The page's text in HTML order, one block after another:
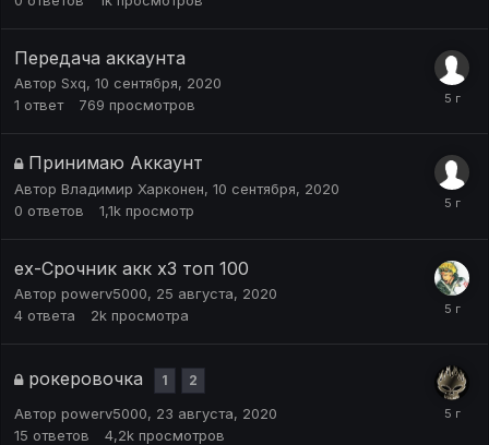
Передача аккаунта
Автор Sxq, 10 сентября, 2020
1 ответ 769 просмотров
Принимаю Аккаунт
Автор Владимир Харконен, 10 сентября, 2020
0 ответов 1,1k просмотр
ex-Срочник акк х3 топ 100
Автор powerv5000, 25 августа, 2020
4 ответа 2k просмотра
рокеровочка 1 2
Автор powerv5000, 23 августа, 2020
15 ответов 4,2k просмотров